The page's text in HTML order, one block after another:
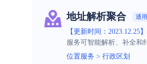
地址解析聚合 通
【更新时间：2023.12.25】
服务可智能解析、补全和
位置服务 > 行政区划